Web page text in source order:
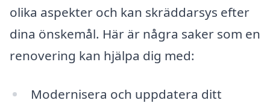
olika aspekter och kan skräddarsys efter
dina önskemål. Här är några saker som en
renovering kan hjälpa dig med:
Modernisera och uppdatera ditt